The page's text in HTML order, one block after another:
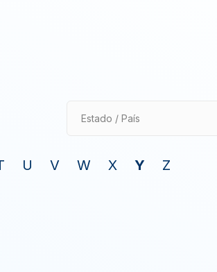
Estado / País
U V W X Y Z